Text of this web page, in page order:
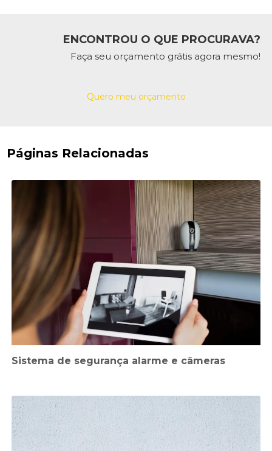
ENCONTROU O QUE PROCURAVA?
Faça seu orçamento grátis agora mesmo!
Quero meu orçamento
Páginas Relacionadas
Sistema de segurança alarme e câmeras